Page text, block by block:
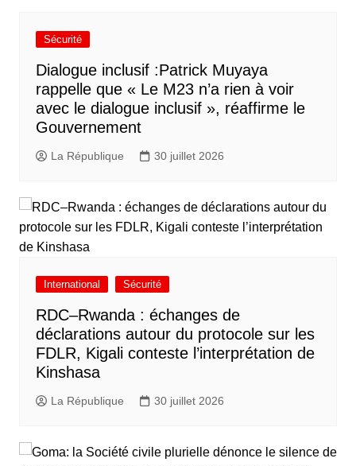
Sécurité
Dialogue inclusif :Patrick Muyaya
rappelle que « Le M23 n’a rien à voir
avec le dialogue inclusif », réaffirme le
Gouvernement
La République 30 juillet 2026
International Sécurité
RDC–Rwanda : échanges de
déclarations autour du protocole sur les
FDLR, Kigali conteste l’interprétation de
Kinshasa
La République 30 juillet 2026